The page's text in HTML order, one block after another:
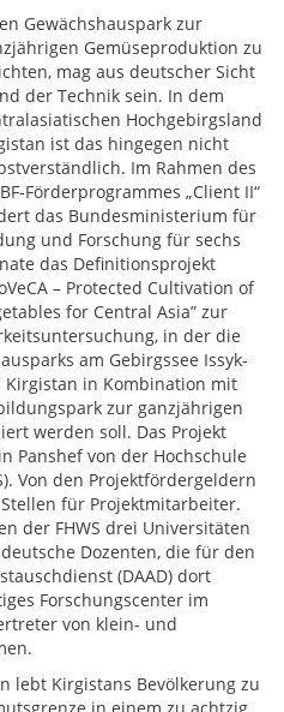
Gewächshauspark zur
Gemüseproduktion zu
mag aus deutscher Sicht
der Technik sein. In dem
Hochgebirgsland
ist das hingegen nicht
Im Rahmen des
Förderprogrammes „Client II“
das Bundesministerium für
und Forschung für sechs
das Definitionsprojekt
– Protected Cultivation of
for Central Asia” zur
in der die
am Gebirgssee Issyk-
Kirgistan in Kombination mit
zur ganzjährigen
werden soll. Das Projekt
Panshef von der Hochschule
Von den Projektfördergeldern
für Projektmitarbeiter.
der FHWS drei Universitäten
Dozenten, die für den
(DAAD) dort
Forschungscenter im
von klein- und
lebt Kirgistans Bevölkerung zu